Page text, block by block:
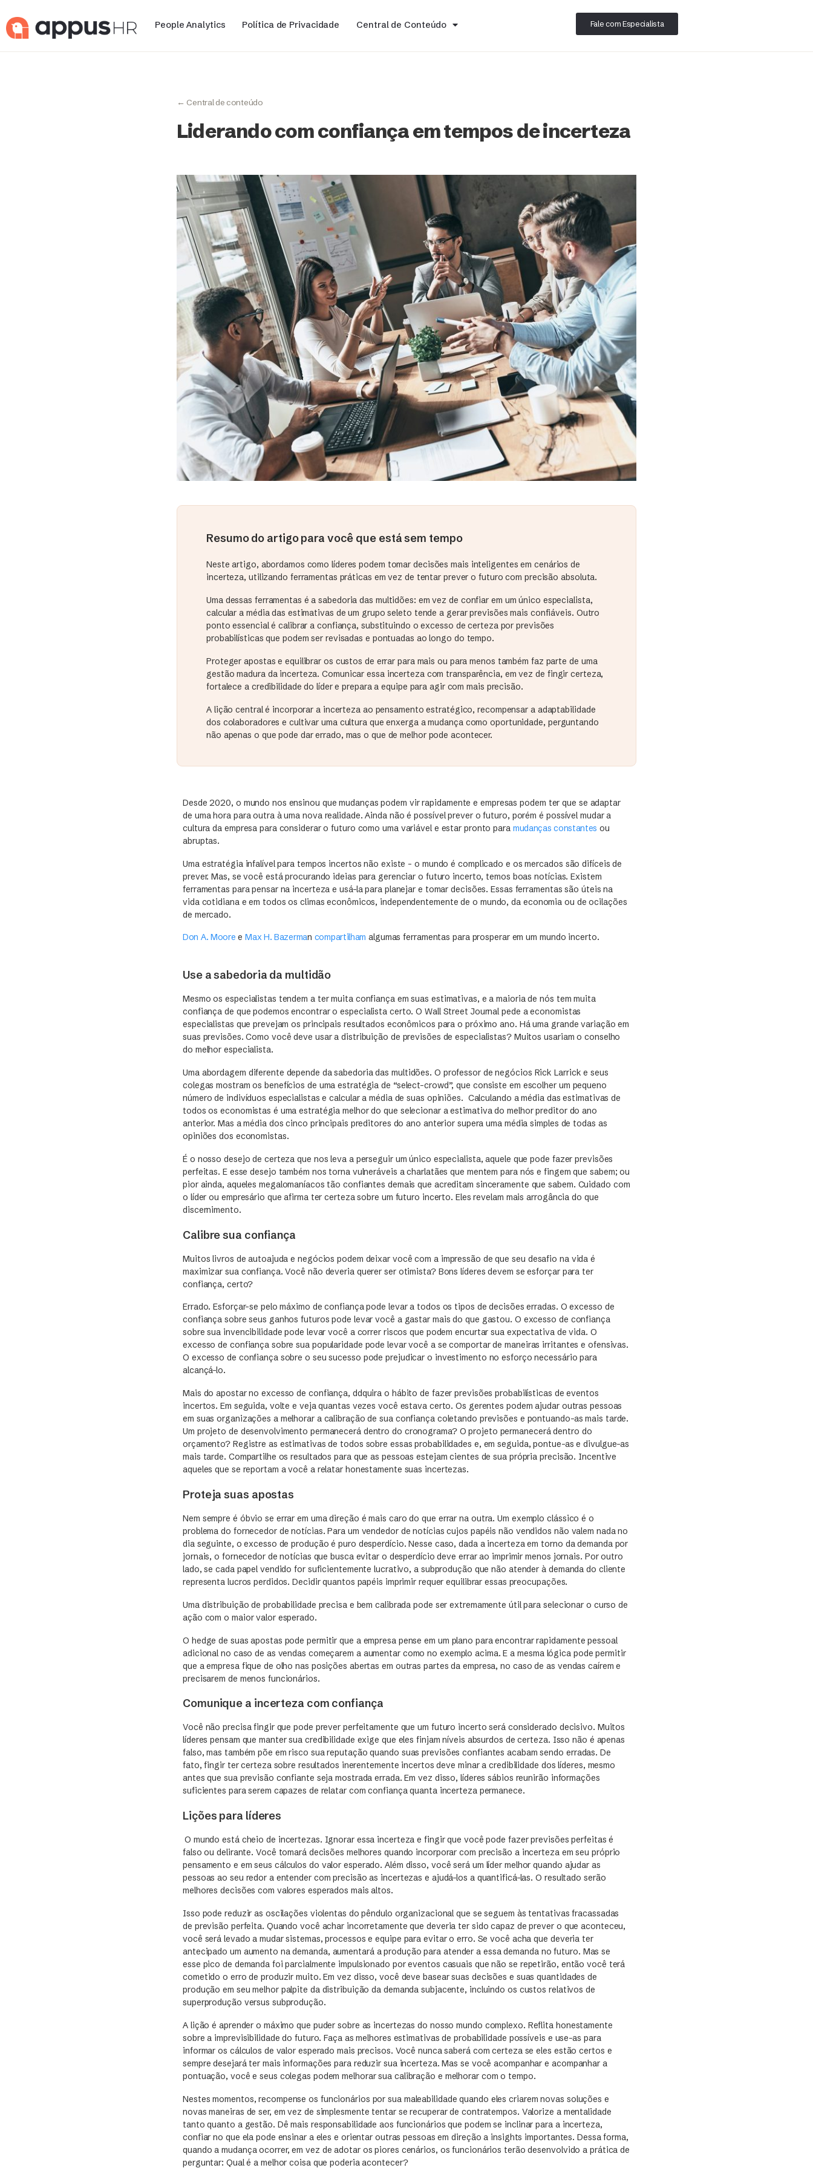
People Analytics Política de Privacidade Central de Conteúdo Fale com Especialista
← Central de conteúdo
Liderando com confiança em tempos de incerteza
Resumo do artigo para você que está sem tempo
Neste artigo, abordamos como líderes podem tomar decisões mais inteligentes em cenários de
incerteza, utilizando ferramentas práticas em vez de tentar prever o futuro com precisão absoluta.
Uma dessas ferramentas é a sabedoria das multidões: em vez de confiar em um único especialista,
calcular a média das estimativas de um grupo seleto tende a gerar previsões mais confiáveis. Outro
ponto essencial é calibrar a confiança, substituindo o excesso de certeza por previsões
probabilísticas que podem ser revisadas e pontuadas ao longo do tempo.
Proteger apostas e equilibrar os custos de errar para mais ou para menos também faz parte de uma
gestão madura da incerteza. Comunicar essa incerteza com transparência, em vez de fingir certeza,
fortalece a credibilidade do líder e prepara a equipe para agir com mais precisão.
A lição central é incorporar a incerteza ao pensamento estratégico, recompensar a adaptabilidade
dos colaboradores e cultivar uma cultura que enxerga a mudança como oportunidade, perguntando
não apenas o que pode dar errado, mas o que de melhor pode acontecer.
Desde 2020, o mundo nos ensinou que mudanças podem vir rapidamente e empresas podem ter que se adaptar
de uma hora para outra à uma nova realidade. Ainda não é possível prever o futuro, porém é possível mudar a
cultura da empresa para considerar o futuro como uma variável e estar pronto para mudanças constantes ou
abruptas.
Uma estratégia infalível para tempos incertos não existe – o mundo é complicado e os mercados são difíceis de
prever. Mas, se você está procurando ideias para gerenciar o futuro incerto, temos boas notícias. Existem
ferramentas para pensar na incerteza e usá-la para planejar e tomar decisões. Essas ferramentas são úteis na
vida cotidiana e em todos os climas econômicos, independentemente de o mundo, da economia ou de ocilações
de mercado.
Don A. Moore eMax H. Bazerman compartilham algumas ferramentas para prosperar em um mundo incerto.
Use a sabedoria da multidão
Mesmo os especialistas tendem a ter muita confiança em suas estimativas, e a maioria de nós tem muita
confiança de que podemos encontrar o especialista certo. O Wall Street Journal pede a economistas
especialistas que prevejam os principais resultados econômicos para o próximo ano. Há uma grande variação em
suas previsões. Como você deve usar a distribuição de previsões de especialistas? Muitos usariam o conselho
do melhor especialista.
Uma abordagem diferente depende da sabedoria das multidões. O professor de negócios Rick Larrick e seus
colegas mostram os benefícios de uma estratégia de “select-crowd”, que consiste em escolher um pequeno
número de indivíduos especialistas e calcular a média de suas opiniões. Calculando a média das estimativas de
todos os economistas é uma estratégia melhor do que selecionar a estimativa do melhor preditor do ano
anterior. Mas a média dos cinco principais preditores do ano anterior supera uma média simples de todas as
opiniões dos economistas.
É o nosso desejo de certeza que nos leva a perseguir um único especialista, aquele que pode fazer previsões
perfeitas. E esse desejo também nos torna vulneráveis a charlatães que mentem para nós e fingem que sabem; ou
pior ainda, aqueles megalomaníacos tão confiantes demais que acreditam sinceramente que sabem. Cuidado com
o líder ou empresário que afirma ter certeza sobre um futuro incerto. Eles revelam mais arrogância do que
discernimento.
Calibre sua confiança
Muitos livros de autoajuda e negócios podem deixar você com a impressão de que seu desafio na vida é
maximizar sua confiança. Você não deveria querer ser otimista? Bons líderes devem se esforçar para ter
confiança, certo?
Errado. Esforçar-se pelo máximo de confiança pode levar a todos os tipos de decisões erradas. O excesso de
confiança sobre seus ganhos futuros pode levar você a gastar mais do que gastou. O excesso de confiança
sobre sua invencibilidade pode levar você a correr riscos que podem encurtar sua expectativa de vida. O
excesso de confiança sobre sua popularidade pode levar você a se comportar de maneiras irritantes e ofensivas.
O excesso de confiança sobre o seu sucesso pode prejudicar o investimento no esforço necessário para
alcançá-lo.
Mais do apostar no excesso de confiança, ddquira o hábito de fazer previsões probabilísticas de eventos
incertos. Em seguida, volte e veja quantas vezes você estava certo. Os gerentes podem ajudar outras pessoas
em suas organizações a melhorar a calibração de sua confiança coletando previsões e pontuando-as mais tarde.
Um projeto de desenvolvimento permanecerá dentro do cronograma? O projeto permanecerá dentro do
orçamento? Registre as estimativas de todos sobre essas probabilidades e, em seguida, pontue-as e divulgue-as
mais tarde. Compartilhe os resultados para que as pessoas estejam cientes de sua própria precisão. Incentive
aqueles que se reportam a você a relatar honestamente suas incertezas.
Proteja suas apostas
Nem sempre é óbvio se errar em uma direção é mais caro do que errar na outra. Um exemplo clássico é o
problema do fornecedor de notícias. Para um vendedor de notícias cujos papéis não vendidos não valem nada no
dia seguinte, o excesso de produção é puro desperdício. Nesse caso, dada a incerteza em torno da demanda por
jornais, o fornecedor de notícias que busca evitar o desperdício deve errar ao imprimir menos jornais. Por outro
lado, se cada papel vendido for suficientemente lucrativo, a subprodução que não atender à demanda do cliente
representa lucros perdidos. Decidir quantos papéis imprimir requer equilibrar essas preocupações.
Uma distribuição de probabilidade precisa e bem calibrada pode ser extremamente útil para selecionar o curso de
ação com o maior valor esperado.
O hedge de suas apostas pode permitir que a empresa pense em um plano para encontrar rapidamente pessoal
adicional no caso de as vendas começarem a aumentar como no exemplo acima. E a mesma lógica pode permitir
que a empresa fique de olho nas posições abertas em outras partes da empresa, no caso de as vendas caírem e
precisarem de menos funcionários.
Comunique a incerteza com confiança
Você não precisa fingir que pode prever perfeitamente que um futuro incerto será considerado decisivo. Muitos
líderes pensam que manter sua credibilidade exige que eles finjam níveis absurdos de certeza. Isso não é apenas
falso, mas também põe em risco sua reputação quando suas previsões confiantes acabam sendo erradas. De
fato, fingir ter certeza sobre resultados inerentemente incertos deve minar a credibilidade dos líderes, mesmo
antes que sua previsão confiante seja mostrada errada. Em vez disso, líderes sábios reunirão informações
suficientes para serem capazes de relatar com confiança quanta incerteza permanece.
Lições para líderes
O mundo está cheio de incertezas. Ignorar essa incerteza e fingir que você pode fazer previsões perfeitas é
falso ou delirante. Você tomará decisões melhores quando incorporar com precisão a incerteza em seu próprio
pensamento e em seus cálculos do valor esperado. Além disso, você será um líder melhor quando ajudar as
pessoas ao seu redor a entender com precisão as incertezas e ajudá-los a quantificá-las. O resultado serão
melhores decisões com valores esperados mais altos.
Isso pode reduzir as oscilações violentas do pêndulo organizacional que se seguem às tentativas fracassadas
de previsão perfeita. Quando você achar incorretamente que deveria ter sido capaz de prever o que aconteceu,
você será levado a mudar sistemas, processos e equipe para evitar o erro. Se você acha que deveria ter
antecipado um aumento na demanda, aumentará a produção para atender a essa demanda no futuro. Mas se
esse pico de demanda foi parcialmente impulsionado por eventos casuais que não se repetirão, então você terá
cometido o erro de produzir muito. Em vez disso, você deve basear suas decisões e suas quantidades de
produção em seu melhor palpite da distribuição da demanda subjacente, incluindo os custos relativos de
superprodução versus subprodução.
A lição é aprender o máximo que puder sobre as incertezas do nosso mundo complexo. Reflita honestamente
sobre a imprevisibilidade do futuro. Faça as melhores estimativas de probabilidade possíveis e use-as para
informar os cálculos de valor esperado mais precisos. Você nunca saberá com certeza se eles estão certos e
sempre desejará ter mais informações para reduzir sua incerteza. Mas se você acompanhar e acompanhar a
pontuação, você e seus colegas podem melhorar sua calibração e melhorar com o tempo.
Nestes momentos, recompense os funcionários por sua maleabilidade quando eles criarem novas soluções e
novas maneiras de ser, em vez de simplesmente tentar se recuperar de contratempos. Valorize a mentalidade
tanto quanto a gestão. Dê mais responsabilidade aos funcionários que podem se inclinar para a incerteza,
confiar no que ela pode ensinar a eles e orientar outras pessoas em direção a insights importantes. Dessa forma,
quando a mudança ocorrer, em vez de adotar os piores cenários, os funcionários terão desenvolvido a prática de
perguntar: Qual é a melhor coisa que poderia acontecer?